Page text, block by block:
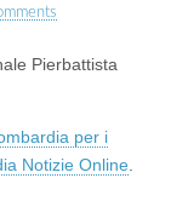
Pierbattista
per i
Notizie Online